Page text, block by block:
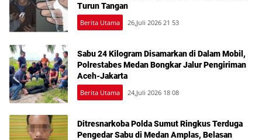
Turun Tangan
Berita Utama 26,Juli 2026 21 53
Sabu 24 Kilogram Disamarkan di Dalam Mobil,
Polrestabes Medan Bongkar Jalur Pengiriman
Aceh-Jakarta
Berita Utama 24,Juli 2026 18 08
Ditresnarkoba Polda Sumut Ringkus Terduga
Pengedar Sabu di Medan Amplas, Belasan